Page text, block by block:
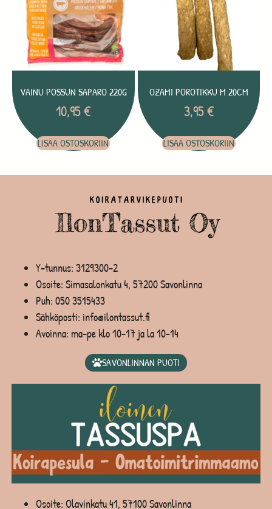
VAINU POSSUN SAPARO 220G
10,95€
LISÄÄ OSTOSKORIIN
OZAMI POROTIKKU M 20CM
3,95€
LISÄÄ OSTOSKORIIN
Y-tunnus: 3129300-2
Osoite: Simasalonkatu 4, 57200 Savonlinna
Puh: 050 3515433
Sähköposti: info@ilontassut.fi
Avoinna: ma-pe klo 10-17 ja la 10-14
SAVONLINNAN PUOTI
Osoite: Olavinkatu 41, 57100 Savonlinna